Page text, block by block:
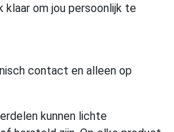
om jou persoonlijk te
contact en alleen op
kunnen lichte